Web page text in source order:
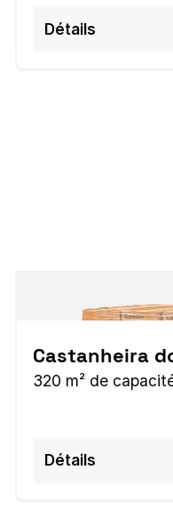
Détails
Castanheira
320 m² de
Détails